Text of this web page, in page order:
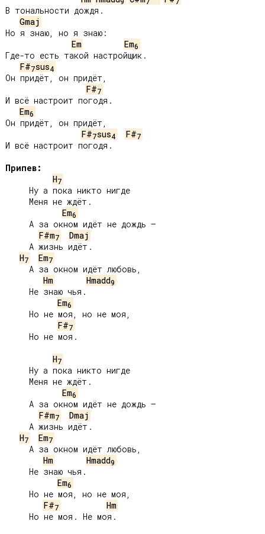
В тональности дождя.
Gmaj
Но я знаю, но я знаю:
Em
Em6
Где-то есть такой настройщик.
F#7sus4
Он придёт, он придёт,
F#7
И всё настроит погодя.
Em6
Он придёт, он придёт,
F#7sus4 F#7
И всё настроит погодя.
Припев:
H7
Em6
F#m7
Dmaj
H7 Em7
Hm
Hmadd9
Em6
F#7
H7
Em6
F#m7
Dmaj
H7 Em7
Hm
Hmadd9
Em6
F#7
Hm